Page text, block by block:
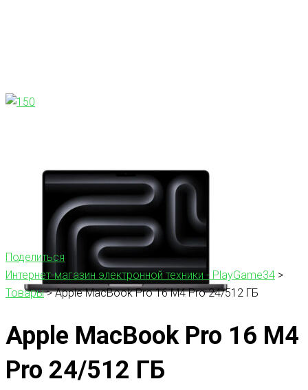
Поделиться
Интернет-магазин электронной техники - PlayGame34 >
Товары>Apple MacBook Pro 16 M4 Pro 24/512 ГБ
Apple MacBook Pro 16 M4
Pro 24/512 ГБ